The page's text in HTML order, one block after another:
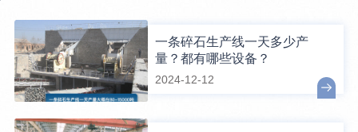
一条碎石生产线一天多少产
量？都有哪些设备？
2024-12-12